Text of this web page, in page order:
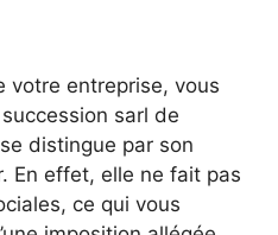
votre entreprise, vous
sarl de
distingue par son
En effet, elle ne fait pas
ce qui vous